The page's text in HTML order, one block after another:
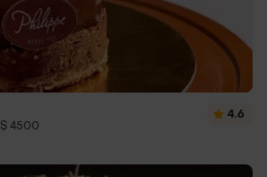
$ 4500
4.6